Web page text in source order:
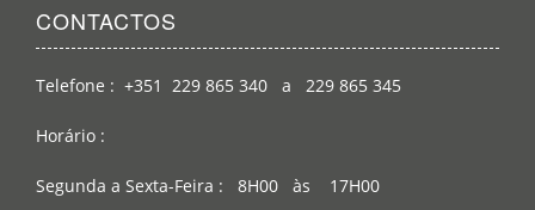
CONTACTOS
Telefone : +351 229 865 340 a 229 865 345
Horário :
Segunda a Sexta-Feira : 8H00 às 17H00